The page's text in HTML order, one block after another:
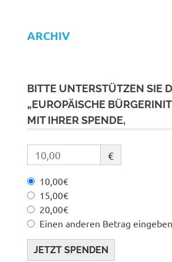
ARCHIV
BITTE UNTERSTÜTZEN SIE
„EUROPÄISCHE
MIT IHRER SPENDE,
€
10,00€
15,00€
20,00€
Einen anderen Betrag eingeben
JETZT SPENDEN